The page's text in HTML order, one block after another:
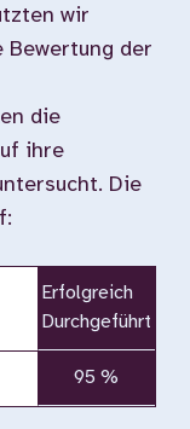
wir
Bewertung der
die
ihre
Die
Erfolgreich
Durchgeführt
95 %